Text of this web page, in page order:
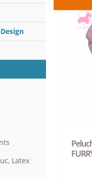
Latex